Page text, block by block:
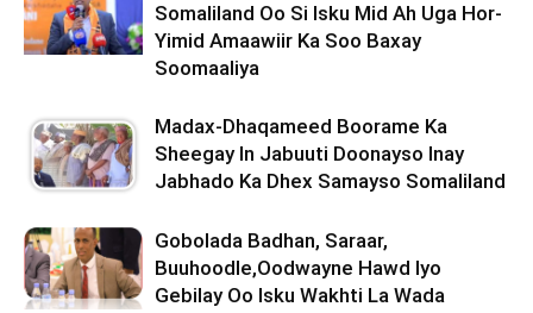
Somaliland Oo Si Isku Mid Ah Uga Hor-
Yimid Amaawiir Ka Soo Baxay
Soomaaliya
Madax-Dhaqameed Boorame Ka
Sheegay In Jabuuti Doonayso Inay
Jabhado Ka Dhex Samayso Somaliland
Gobolada Badhan, Saraar,
Buuhoodle,Oodwayne Hawd Iyo
Gebilay Oo Isku Wakhti La Wada